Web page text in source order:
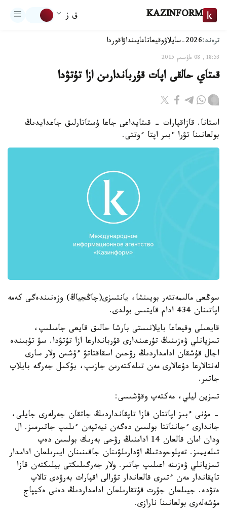
KAZINFORM ق ز
ترەند:2026-سايلاۋ وقيعاتاعايىنداۋاقوردا
18:53, 08 ماۋسىم 2015
قىتاي حالقى اپات قۇرباندارىن ازا تۇتۋدا
استانا. قازاقپارات - قىتايداعى جاعا ۇستاتارلىق جاعدايدىڭ
بولعانىنا تۋرا ءبىر اپتا ءوتتى.
سوڭعى مالىمەتتەر بويىنشا، يانتسزى(چاڭجياڭ) وزەنىندەگى كەمە
اپاتىنان 434 ادام قايتىس بولدى.
قايعىلى وقيعاعا بايلانىستى بارشا حالىق قايعى جامىلىپ،
تسزيانلي ۋەزىنىڭ تۇرعىندارى قۇرباندارعا ازا تۇتۋدا. سۋ تۇبىندە
اجال قۇشقان ادامداردىڭ رۋحىن اسقاقتاتۋ ءۇشىن ولار سارى
لەنتالارعا دۇعالارى مەن تىلەكتەرىن جازىپ، بۇكىل جەرگە بايلاپ
جاتىر.
تسزين ليلي، مەكتەپ وقۋشىسى:
- مۇنى ءبىز اپاتتان قازا تاپقانداردىڭ جاتقان جەرلەرى جايلى،
جاندارى ءجانناتتا بولسىن دەگەن نيەتپەن ءىلىپ جاتىرمىز. ال
ودان امان قالعان 14 ادامنىڭ رۋحى بەرىك بولسىن دەپ
تىلەيمىز. تەپلوحودتىڭ اۋدارىلۋىنان جاقىنىنان ايىرىلعان ادامدار
تسزيانلي ۋەزىنە اعىلىپ جاتىر. ولار جەرگىلىكتى بيلىكتەن قازا
تاپقاندار مەن ءتىرى قالعاندار تۋرالى اقپارات بەرۋدى تالاپ
ەتۋدە. جيىلعان جۇرت قۇتقارىلعان ادامداردىڭ دەنى ەكيپاج
مۇشەلەرى بولعانىنا نارازى.